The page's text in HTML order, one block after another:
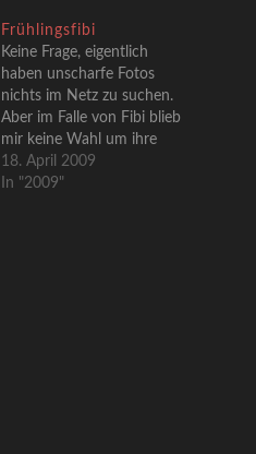
Frühlingsfibi
Keine Frage, eigentlich
haben unscharfe Fotos
nichts im Netz zu suchen.
Aber im Falle von Fibi blieb
mir keine Wahl um ihre
hervorstechende
Eigenschaft zu
18. April 2009
In "2009"